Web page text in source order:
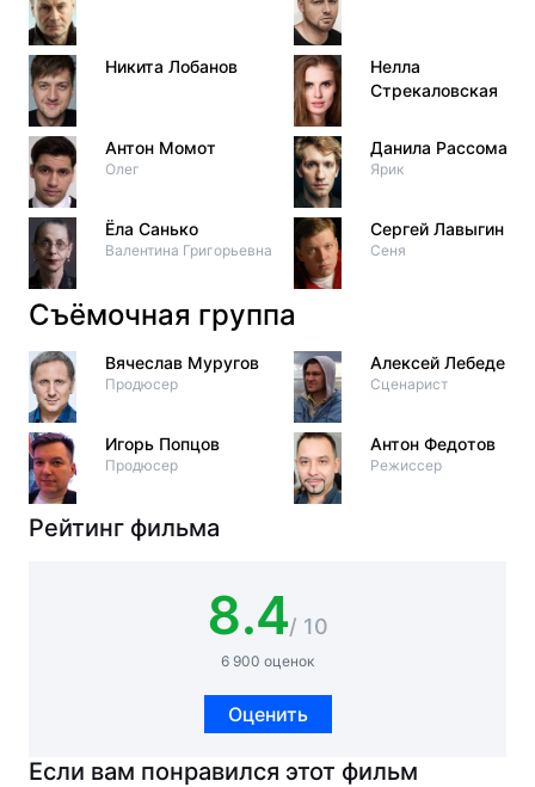
Никита Лобанов
Антон Момот
Олег
Ёла Санько
Валентина Григорьевна
Нелла
Стрекаловская
Данила Рассомахин
Ярик
Сергей Лавыгин
Сеня
Съёмочная группа
Вячеслав Муругов
Продюсер
Игорь Попцов
Продюсер
Алексей Лебедев
Сценарист
Антон Федотов
Режиссер
Рейтинг фильма
8.4/ 10
6 900 оценок
Оценить
Если вам понравился этот фильм